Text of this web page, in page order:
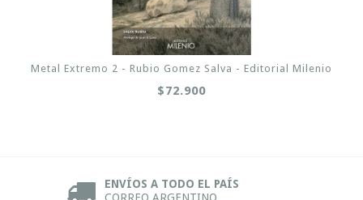
Metal Extremo 2 - Rubio Gomez Salva - Editorial Milenio
$72.900
ENVÍOS A TODO EL PAÍS